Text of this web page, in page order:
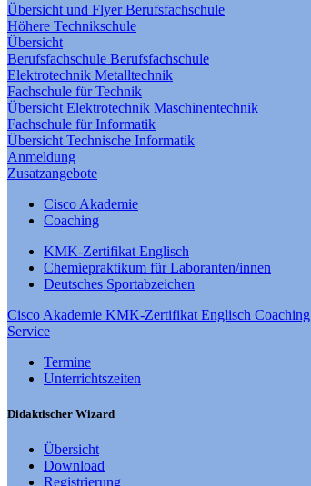
Übersicht und FlyerBerufsfachschule
Höhere Technikschule
Übersicht
Berufsfachschule Berufsfachschule
Elektrotechnik Metalltechnik
Fachschule für Technik
Übersicht Elektrotechnik Maschinentechnik
Fachschule für Informatik
Übersicht Technische Informatik
Anmeldung
Zusatzangebote
Cisco Akademie
Coaching
KMK-Zertifikat Englisch
Chemiepraktikum für Laboranten/innen
Deutsches Sportabzeichen
Cisco Akademie KMK-Zertifikat Englisch Coaching
Service
Termine
Unterrichtszeiten
Didaktischer Wizard
Übersicht
Download
Registrierung